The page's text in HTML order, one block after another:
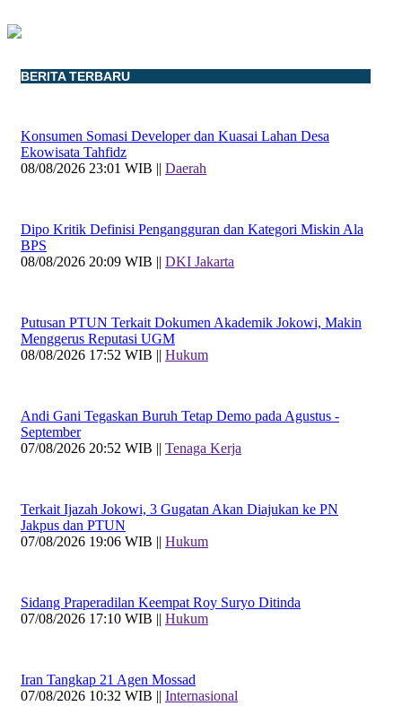
BERITA TERBARU
Konsumen Somasi Developer dan Kuasai Lahan Desa
Ekowisata Tahfidz
08/08/2026 23:01 WIB || Daerah
Dipo Kritik Definisi Pengangguran dan Kategori Miskin Ala
BPS
08/08/2026 20:09 WIB || DKI Jakarta
Putusan PTUN Terkait Dokumen Akademik Jokowi, Makin
Menggerus Reputasi UGM
08/08/2026 17:52 WIB || Hukum
Andi Gani Tegaskan Buruh Tetap Demo pada Agustus -
September
07/08/2026 20:52 WIB || Tenaga Kerja
Terkait Ijazah Jokowi, 3 Gugatan Akan Diajukan ke PN
Jakpus dan PTUN
07/08/2026 19:06 WIB || Hukum
Sidang Praperadilan Keempat Roy Suryo Ditinda
07/08/2026 17:10 WIB || Hukum
Iran Tangkap 21 Agen Mossad
07/08/2026 10:32 WIB || Internasional